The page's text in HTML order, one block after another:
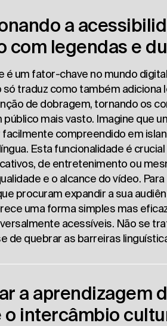
a
com legendas e
é um fator-chave no mundo
traduz como também adiciona
de dobragem, tornando os
público mais vasto. Imagine que
compreendido em
Esta funcionalidade é crucial
de entretenimento ou
e o alcance do vídeo.
procuram expandir a sua
uma forma simples mas
acessíveis. Não se
de quebrar as barreiras
a aprendizagem
o intercâmbio